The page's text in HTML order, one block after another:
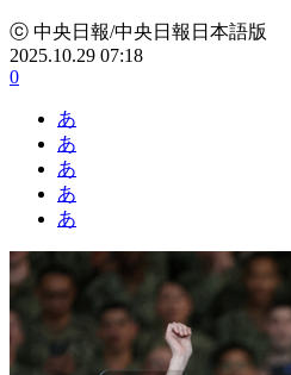
ⓒ 中央日報/中央日報日本語版
2025.10.29 07:18
0
あ
あ
あ
あ
あ